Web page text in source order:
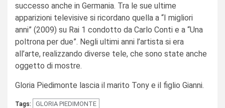
successo anche in Germania. Tra le sue ultime
apparizioni televisive si ricordano quella a “I migliori
anni” (2009) su Rai 1 condotto da Carlo Conti e a “Una
poltrona per due”. Negli ultimi anni l’artista si era
all’arte, realizzando diverse tele, che sono state anche
oggetto di mostre.
Gloria Piedimonte lascia il marito Tony e il figlio Gianni.
Tags: GLORIA PIEDIMONTE